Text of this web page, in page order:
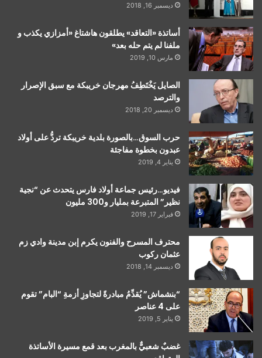
ديسمبر 16, 2018
أساتذة «التعاقد» يطلقون هاشتاغ «أمزازي يكذب و
ملفنا لم يتم حله بعد»
مارس 10, 2019
الصايل يَخْتَطِفُ مهرجان خريبكة مع سبق الإصرار
والترصد
ديسمبر 20, 2018
حرب السوق…بالصورة بلدية خريبكة تردُّ على أولاد
عبدون بخطوة مفاجئة
يناير 4, 2019
فيديو…رئيس جماعة أولاد فارس يتحدث عن “نجية
نظير” المتبرعة بمليار و300 مليون
فبراير 17, 2019
محترف المسرح والفنون يكرم إبن مدينة وادي زم
عثمان ركوب
ديسمبر 14, 2018
“بنشماش” يُقدِّمُ مبادرةً لتجاوزِ أزمةِ “البام” تقوم
على 4 عناصر
يناير 5, 2019
غضبٌ شعبيٌّ بالمغرب بعد قمع مسيرة الأساتذة